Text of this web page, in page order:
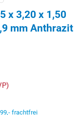
x 3,20 x 1,50
mm Anthrazit
frachtfrei